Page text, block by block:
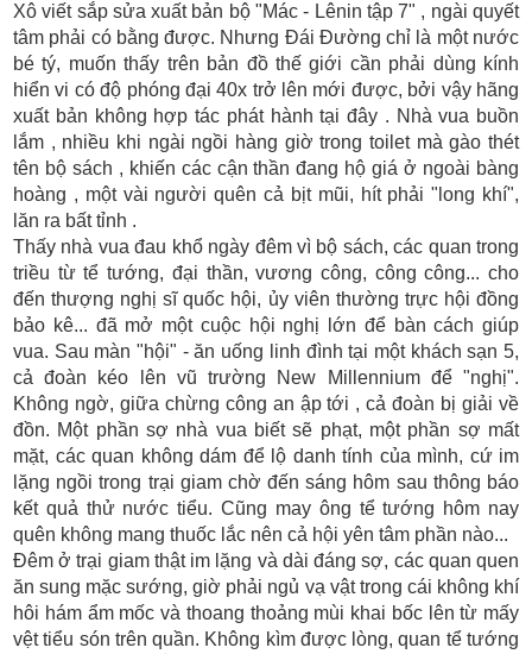
Xô viết sắp sửa xuất bản bộ "Mác - Lênin tập 7" , ngài quyết
tâm phải có bằng được. Nhưng Đái Đường chỉ là một nước
bé tý, muốn thấy trên bản đồ thế giới cần phải dùng kính
hiển vi có độ phóng đại 40x trở lên mới được, bởi vậy hãng
xuất bản không hợp tác phát hành tại đây . Nhà vua buồn
lắm , nhiều khi ngài ngồi hàng giờ trong toilet mà gào thét
tên bộ sách , khiến các cận thần đang hộ giá ở ngoài bàng
hoàng , một vài người quên cả bịt mũi, hít phải "long khí",
lăn ra bất tỉnh .
Thấy nhà vua đau khổ ngày đêm vì bộ sách, các quan trong
triều từ tể tướng, đại thần, vương công, công công... cho
đến thượng nghị sĩ quốc hội, ủy viên thường trực hội đồng
bảo kê... đã mở một cuộc hội nghị lớn để bàn cách giúp
vua. Sau màn "hội" - ăn uống linh đình tại một khách sạn 5,
cả đoàn kéo lên vũ trường New Millennium để "nghị".
Không ngờ, giữa chừng công an ập tới , cả đoàn bị giải về
đồn. Một phần sợ nhà vua biết sẽ phạt, một phần sợ mất
mặt, các quan không dám để lộ danh tính của mình, cứ im
lặng ngồi trong trại giam chờ đến sáng hôm sau thông báo
kết quả thử nước tiểu. Cũng may ông tể tướng hôm nay
quên không mang thuốc lắc nên cả hội yên tâm phần nào...
Đêm ở trại giam thật im lặng và dài đáng sợ, các quan quen
ăn sung mặc sướng, giờ phải ngủ vạ vật trong cái không khí
hôi hám ẩm mốc và thoang thoảng mùi khai bốc lên từ mấy
vệt tiểu són trên quần. Không kìm được lòng, quan tể tướng